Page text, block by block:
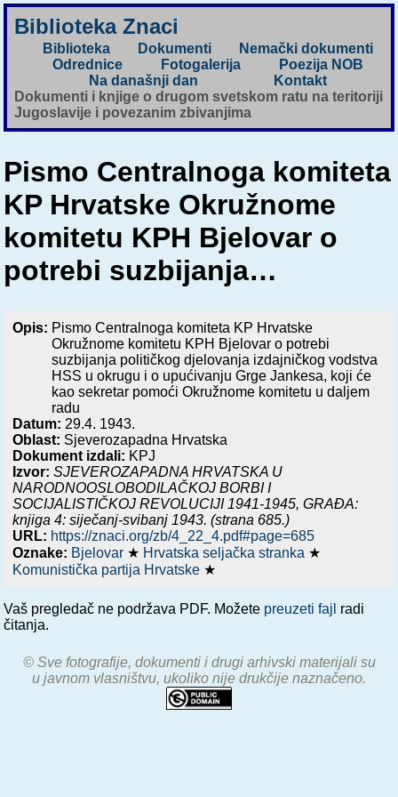
Biblioteka Znaci
Biblioteka Dokumenti
Nemački dokumenti
Odrednice
Fotogalerija
Poezija NOB
Na današnji dan
Kontakt
Dokumenti i knjige o drugom svetskom ratu na teritoriji
Jugoslavije i povezanim zbivanjima
Pismo Centralnoga komiteta
KP Hrvatske Okružnome
komitetu KPH Bjelovar o
potrebi suzbijanja…
Opis: Pismo Centralnoga komiteta KP Hrvatske
Okružnome komitetu KPH Bjelovar o potrebi
suzbijanja političkog djelovanja izdajničkog vodstva
HSS u okrugu i o upućivanju Grge Jankesa, koji će
kao sekretar pomoći Okružnome komitetu u daljem
radu
Datum: 29.4. 1943.
Oblast: Sjeverozapadna Hrvatska
Dokument izdali: KPJ
Izvor: SJEVEROZAPADNA HRVATSKA U
NARODNOOSLOBODILAČKOJ BORBI I
SOCIJALISTIČKOJ REVOLUCIJI 1941-1945, GRAĐA:
knjiga 4: siječanj-svibanj 1943. (strana 685.)
URL: https://znaci.org/zb/4_22_4.pdf#page=685
Oznake: Bjelovar ★ Hrvatska seljačka stranka ★
Komunistička partija Hrvatske ★
Vaš pregledač ne podržava PDF. Možete preuzeti fajl radi
čitanja.
© Sve fotografije, dokumenti i drugi arhivski materijali su
u javnom vlasništvu, ukoliko nije drukčije naznačeno.